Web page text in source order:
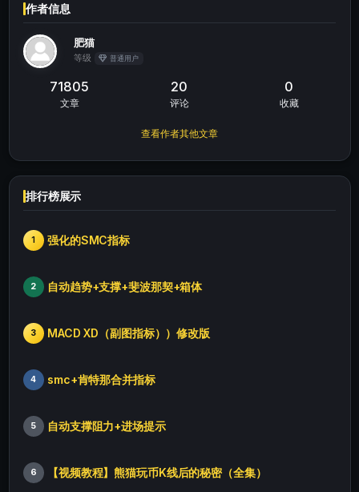
作者信息
肥猫
等级 普通用户
71805
文章
20
评论
0
收藏
查看作者其他文章
排行榜展示
1 强化的SMC指标
2 自动趋势+支撑+斐波那契+箱体
3 MACD XD（副图指标））修改版
4 smc+肯特那合并指标
5 自动支撑阻力+进场提示
6 【视频教程】熊猫玩币K线后的秘密（全集）